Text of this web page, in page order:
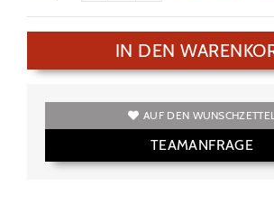
IN DEN
AUF DEN WUNSCHZETTEL
TEAMANFRAGE